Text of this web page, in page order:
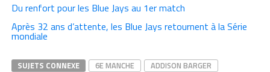
Du renfort pour les Blue Jays au 1er match
Après 32 ans d’attente, les Blue Jays retournent à la Série
mondiale
SUJETS CONNEXE 6E MANCHE
ADDISON BARGER